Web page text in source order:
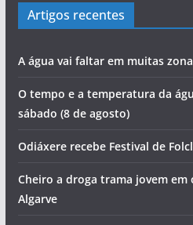
Artigos recentes
A água vai faltar em muitas
O tempo e a temperatura da
sábado (8 de agosto)
Odiáxere recebe Festival de
Cheiro a droga trama jovem
Algarve